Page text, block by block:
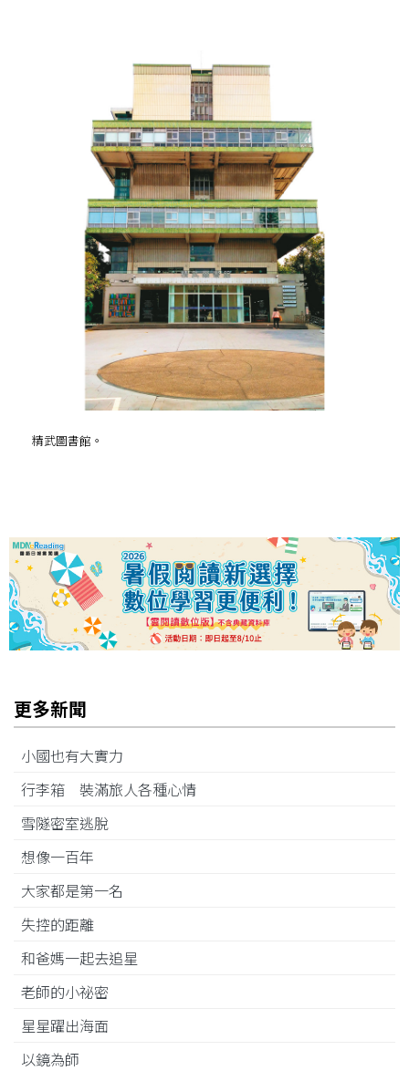
精武圖書館。
更多新聞
小國也有大實力
行李箱 裝滿旅人各種心情
雪隧密室逃脫
想像一百年
大家都是第一名
失控的距離
和爸媽一起去追星
老師的小祕密
星星躍出海面
以鏡為師